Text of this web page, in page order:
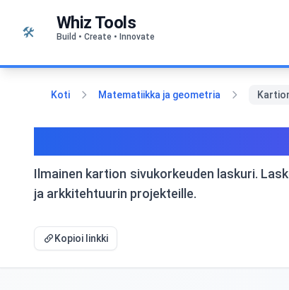
🛠️ Whiz Tools
Build • Create • Innovate
Koti Matematiikka ja geometria
Ilmainen kartion sivukorkeuden laskuri.
ja arkkitehtuurin projekteille.
Kopioi linkki